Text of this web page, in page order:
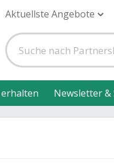
Aktuellste Angebote
Newsletter &